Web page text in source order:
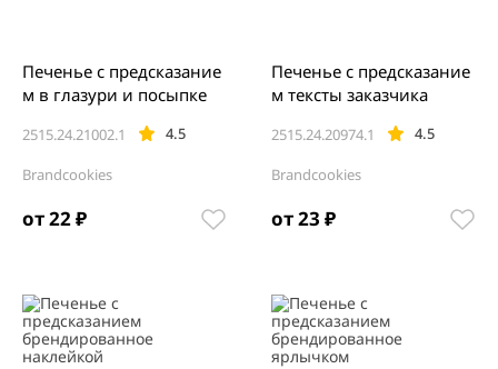
от 22 ₽
2515.24.21002.1 4.5
Печенье с предсказание
м в глазури и посыпке
Brandcookies
от 23 ₽
2515.24.20974.1 4.5
Печенье с предсказание
м тексты заказчика
Brandcookies